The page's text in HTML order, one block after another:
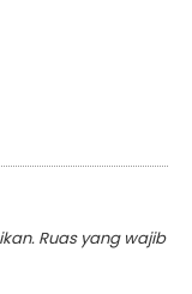
Ruas yang wajib